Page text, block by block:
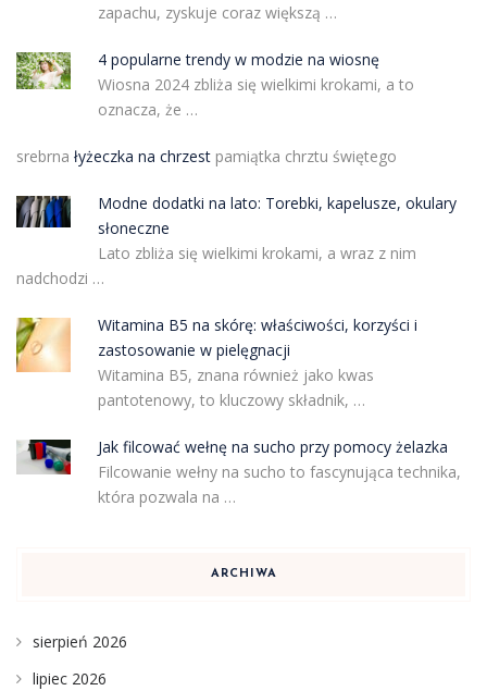
zapachu, zyskuje coraz większą …
4 popularne trendy w modzie na wiosnę
Wiosna 2024 zbliża się wielkimi krokami, a to
oznacza, że …
srebrna łyżeczka na chrzest pamiątka chrztu świętego
Modne dodatki na lato: Torebki, kapelusze, okulary
słoneczne
Lato zbliża się wielkimi krokami, a wraz z nim
nadchodzi …
Witamina B5 na skórę: właściwości, korzyści i
zastosowanie w pielęgnacji
Witamina B5, znana również jako kwas
pantotenowy, to kluczowy składnik, …
Jak filcować wełnę na sucho przy pomocy żelazka
Filcowanie wełny na sucho to fascynująca technika,
która pozwala na …
ARCHIWA
sierpień 2026
lipiec 2026